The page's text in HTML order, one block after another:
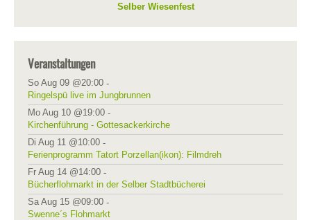
Selber Wiesenfest
Veranstaltungen
So Aug 09 @20:00 -
Ringelspü live im Jungbrunnen
Mo Aug 10 @19:00 -
Kirchenführung - Gottesackerkirche
Di Aug 11 @10:00 -
Ferienprogramm Tatort Porzellan(ikon): Filmdreh
Fr Aug 14 @14:00 -
Bücherflohmarkt in der Selber Stadtbücherei
Sa Aug 15 @09:00 -
Swenne´s Flohmarkt